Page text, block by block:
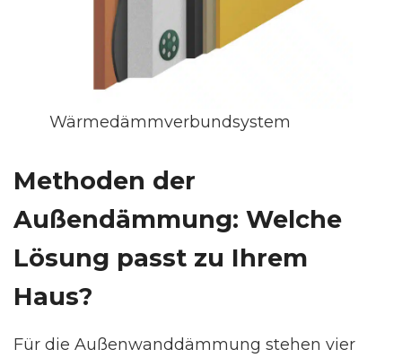
Wärmedämmverbundsystem
Methoden der
Außendämmung: Welche
Lösung passt zu Ihrem
Haus?
Für die Außenwanddämmung stehen vier